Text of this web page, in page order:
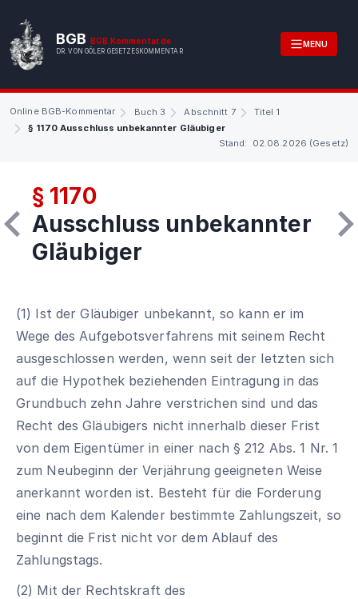
BGB BGB.Kommentar.de
DR. VON GÖLER GESETZESKOMMENTAR
MENU
Online BGB-Kommentar Buch 3 Abschnitt 7
Titel 1
§ 1170 Ausschluss unbekannter Gläubiger
Stand: 02.08.2026 (Gesetz)
§ 1170
Ausschluss unbekannter
Gläubiger
(1) Ist der Gläubiger unbekannt, so kann er im
Wege des Aufgebotsverfahrens mit seinem Recht
ausgeschlossen werden, wenn seit der letzten sich
auf die Hypothek beziehenden Eintragung in das
Grundbuch zehn Jahre verstrichen sind und das
Recht des Gläubigers nicht innerhalb dieser Frist
von dem Eigentümer in einer nach § 212 Abs. 1 Nr. 1
zum Neubeginn der Verjährung geeigneten Weise
anerkannt worden ist. Besteht für die Forderung
eine nach dem Kalender bestimmte Zahlungszeit, so
beginnt die Frist nicht vor dem Ablauf des
Zahlungstags.
(2) Mit der Rechtskraft des